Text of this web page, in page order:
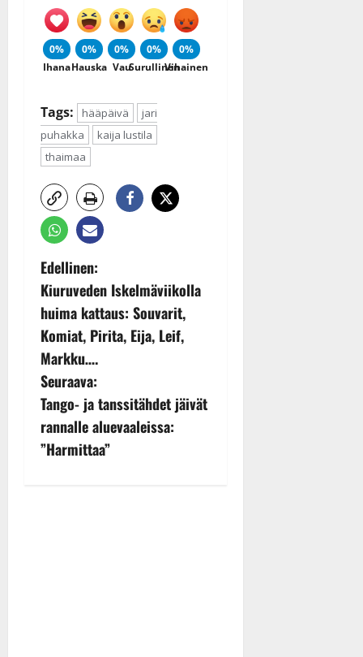
0%
Ihana
0%
Hauska
0%
Vau
0%
Surullinen
0%
Vihainen
Tags: hääpäivä
jari
puhakka
kaija lustila
thaimaa
P
o
s
t
n
a
Edellinen:
Kiuruveden Iskelmäviikolla
huima kattaus: Souvarit,
Komiat, Pirita, Eija, Leif,
Markku….
Seuraava:
Tango- ja tanssitähdet jäivät
rannalle aluevaaleissa:
”Harmittaa”